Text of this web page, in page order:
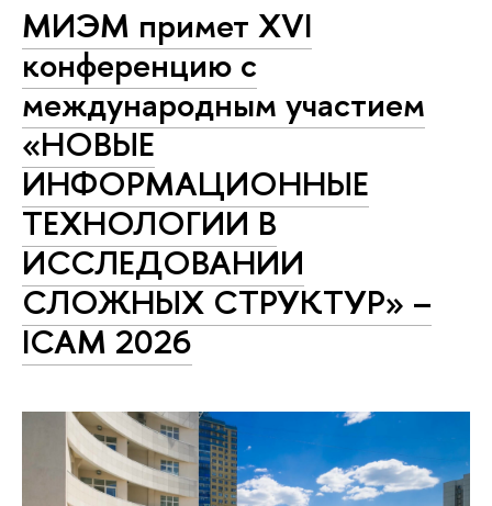
МИЭМ примет XVI
конференцию с
международным участием
«НОВЫЕ
ИНФОРМАЦИОННЫЕ
ТЕХНОЛОГИИ В
ИССЛЕДОВАНИИ
СЛОЖНЫХ СТРУКТУР» –
ICAM 2026